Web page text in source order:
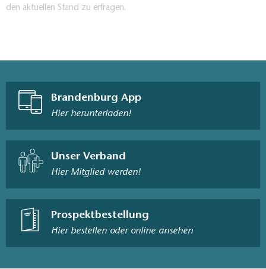
den aktuellen Stand zu erfragen.
Brandenburg App
Hier herunterladen!
Unser Verband
Hier Mitglied werden!
Prospektbestellung
Hier bestellen oder online ansehen